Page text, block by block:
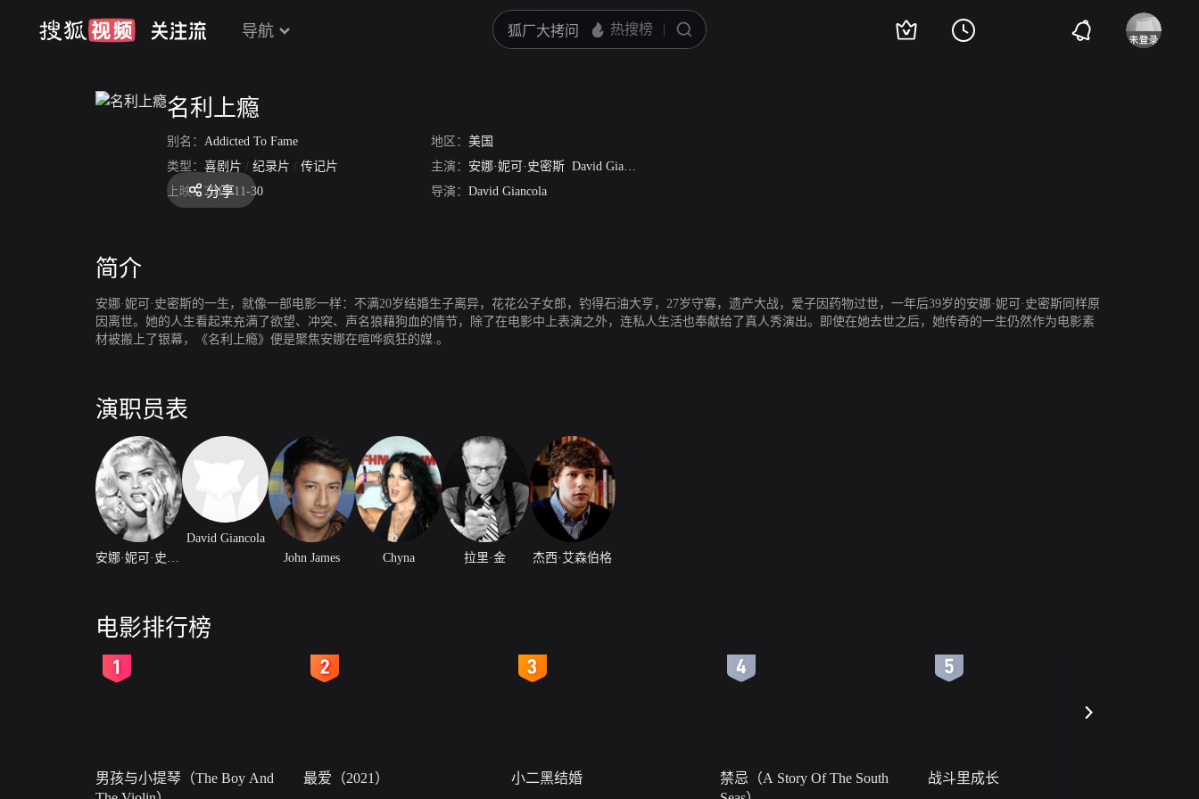
导航
名利上瘾
别名： Addicted To Fame 地区： 美国
类型： 喜剧片 / 纪录片 / 传记片 主演： 安娜·妮可·史密斯 David Giancola
上映： 2012-11-30 导演： David Giancola
分享
简介
安娜·妮可·史密斯的一生，就像一部电影一样：不满20岁结婚生子离异，花花公子女郎，钓得石油大亨，27岁守寡，遗产大战，爱子因药物过世，一年后39岁的安娜·妮可·史密斯同样原
因离世。她的人生看起来充满了欲望、冲突、声名狼藉狗血的情节，除了在电影中上表演之外，连私人生活也奉献给了真人秀演出。即使在她去世之后，她传奇的一生仍然作为电影素
材被搬上了银幕，《名利上瘾》便是聚焦安娜在喧哗疯狂的媒.。
演职员表
David Giancola
John James
Chyna 拉里·金 杰西·艾森伯格
电影排行榜
男孩与小提琴（The Boy And
最爱（2021） 小二黑结婚
禁忌（A Story Of The South
战斗里成长